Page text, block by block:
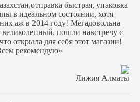
быстрая, упаковка
в идеальном состоянии, хотя
аж в 2014 году! Мегадовольна
великолепный, пошли навстречу с
открыла для себя этот магазин!
рекомендую»
Лижия Алматы